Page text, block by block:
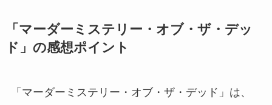
「マーダーミステリー・オブ・ザ・デッ
ド」の感想ポイント
「マーダーミステリー・オブ・ザ・デッド」は、